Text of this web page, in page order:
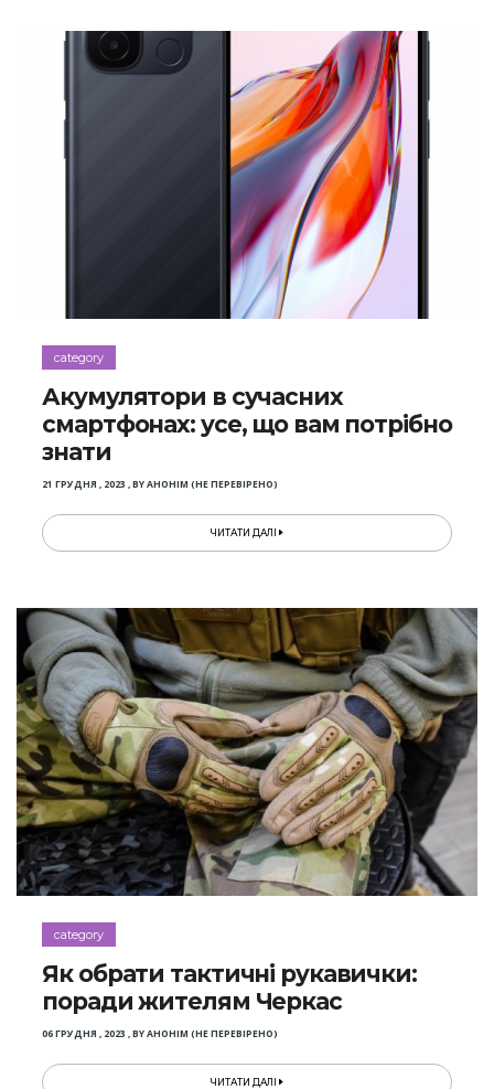
category
Акумулятори в сучасних
смартфонах: усе, що вам потрібно
знати
21 ГРУДНЯ , 2023 ,BYАНОНІМ (НЕ ПЕРЕВІРЕНО)
ЧИТАТИ ДАЛІ
category
Як обрати тактичні рукавички:
поради жителям Черкас
06 ГРУДНЯ , 2023 ,BYАНОНІМ (НЕ ПЕРЕВІРЕНО)
ЧИТАТИ ДАЛІ